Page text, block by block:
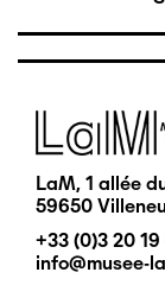
Image
LaM, 1 allée
59650
+33 (0)3 20
info@musee-